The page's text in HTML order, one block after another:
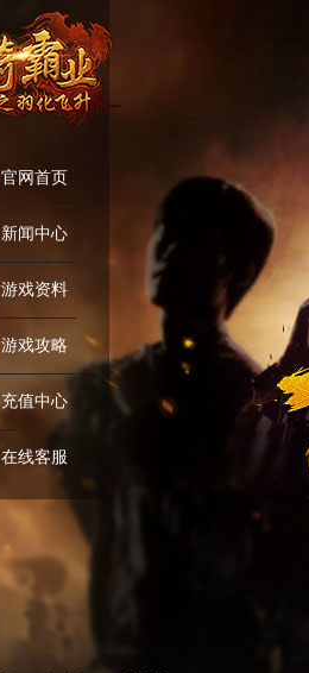
官网首页
新闻中心
游戏资料
游戏攻略
充值中心
在线客服